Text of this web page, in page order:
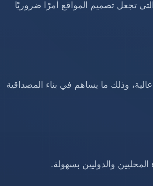
تجعل تصميم المواقع أمرًا ضروريًا
وذلك ما يساهم في بناء المصداقية
والدوليين بسهولة.